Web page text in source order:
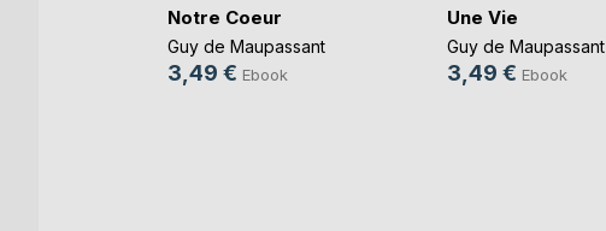
Notre Coeur
Guy de Maupassant
3,49 € Ebook
Une Vie
Guy de Maupassant
3,49 € Ebook